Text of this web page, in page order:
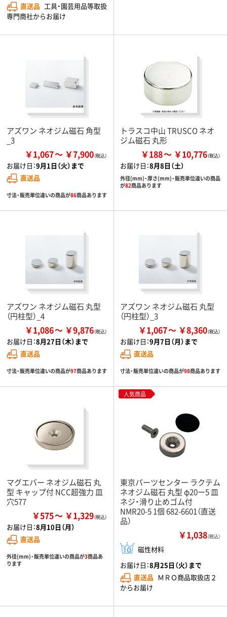
直送品 工具・園芸用品等取扱
専門商社からお届け
アズワン ネオジム磁石 角型
_3
￥1,067 ￥7,900
お届け日：9月1日（火）まで
直送品
寸法・販売単位違いの商品が86商品あります
トラスコ中山 TRUSCO ネオ
ジム磁石 丸形
￥188 ￥10,776
お届け日：8月8日（土）
外径(mm)・厚さ(mm)・販売単位違いの商品
が82商品あります
アズワン ネオジム磁石 丸型
（円柱型）_4
￥1,086 ￥9,876
お届け日：8月27日（木）まで
直送品
寸法・販売単位違いの商品が97商品あります
アズワン ネオジム磁石 丸型
（円柱型）_3
￥1,067 ￥8,360
お届け日：9月7日（月）まで
直送品
寸法・販売単位違いの商品が98商品あります
マグエバー ネオジム磁石 丸
型 キャップ付 NCC超強力 皿
穴577
￥575 ￥1,329
お届け日：8月10日（月）
直送品
外径(mm)・販売単位違いの商品が3商品あ
ります
人気商品
東京パーツセンター ラクテム
ネオジム磁石 丸型 φ20ー5 皿
ネジ・滑り止めゴム付
NMR20-5 1個 682-6601（直送
品）
￥1,038（税込）
磁性材料
お届け日：8月25日（火）まで
直送品 ＭＲＯ商品取扱店２
からお届け